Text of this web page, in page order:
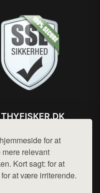
for at
relevant
Kort sagt: for at
at være irriterende.
THYFISKER.DK
Mail: hej@want.dk
Cookie- og privatlivspolitik